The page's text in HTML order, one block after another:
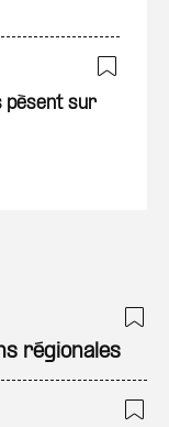
pèsent sur
régionales